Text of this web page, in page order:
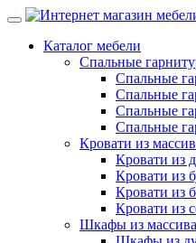
Каталог мебели
Спальные
Спальные
Спальные
Спальные
Спальные
Кровати из
Кровати из
Кровати из
Кровати из
Кровати из
Шкафы из массива